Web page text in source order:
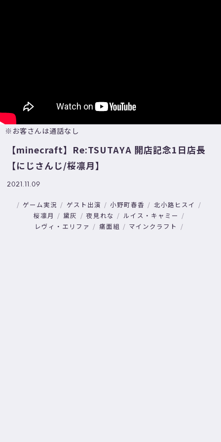
※お客さんは通話なし
【minecraft】Re:TSUTAYA 開店記念1日店長
【にじさんじ/桜凛月】
2021.11.09
ゲーム実況 ゲスト出演 小野町春香
北小路ヒスイ
桜凛月
黛灰 夜見れな
ルイス・キャミー
レヴィ・エリファ
痛面組 マインクラフト